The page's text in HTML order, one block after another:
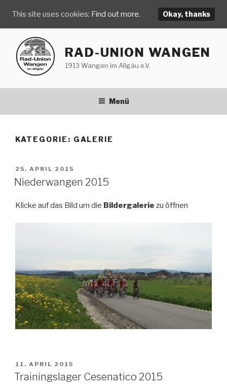
Inhalt
springen
RAD-UNION WANGEN
1913 Wangen im Allgäu e.V.
Menü
KATEGORIE: GALERIE
VERÖFFENTLICHT
AM
25. APRIL 2015
Niederwangen 2015
Klicke auf das Bild um die Bildergalerie zu öffnen
VERÖFFENTLICHT
AM
11. APRIL 2015
Trainingslager Cesenatico 2015
This site uses cookies: Find out more. Okay, thanks